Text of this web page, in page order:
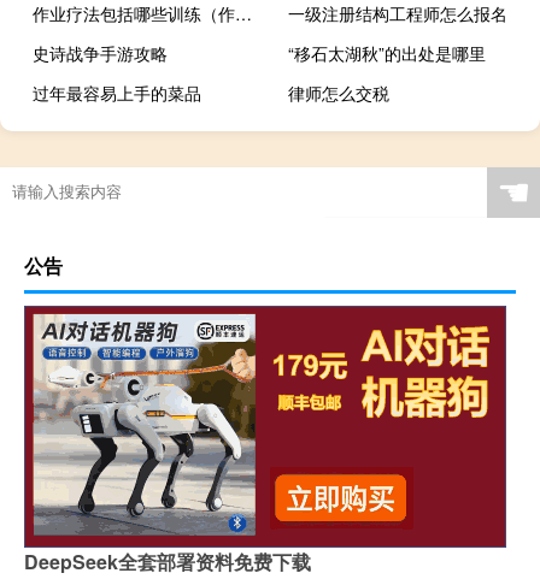
作业疗法包括哪些训练（作业疗法）
一级注册结构工程师怎么报名
史诗战争手游攻略
“移石太湖秋”的出处是哪里
过年最容易上手的菜品
律师怎么交税
☚
公告
DeepSeek全套部署资料免费下载